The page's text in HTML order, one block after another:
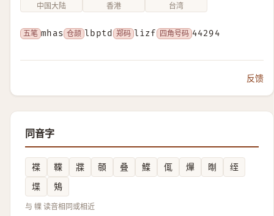
中国大陆 香港 台湾
五笔 mhas 仓颉 lbptd 郑码 lizf 四角号码 44294
反馈
同音字
褋 鞢 牃 䫕 叠 鰈 㑙 㷸 㫼
绖
堞
鴩
与 幉 读音相同或相近